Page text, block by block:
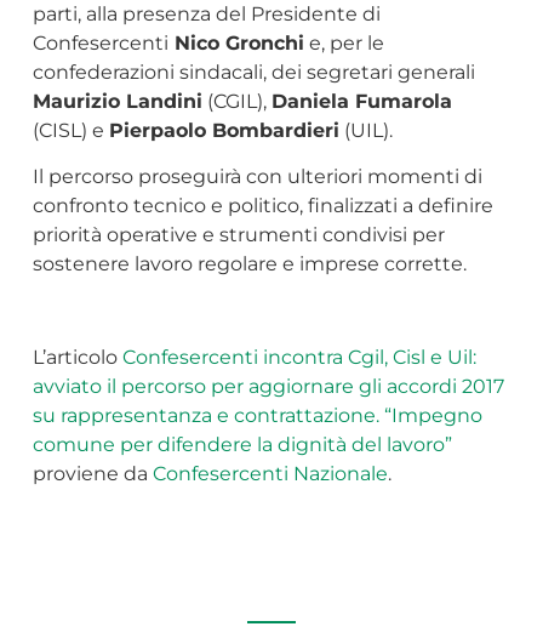
parti, alla presenza del Presidente di
Confesercenti Nico Gronchi e, per le
confederazioni sindacali, dei segretari generali
Maurizio Landini (CGIL), Daniela Fumarola
(CISL) e Pierpaolo Bombardieri (UIL).
Il percorso proseguirà con ulteriori momenti di
confronto tecnico e politico, finalizzati a definire
priorità operative e strumenti condivisi per
sostenere lavoro regolare e imprese corrette.
L’articolo Confesercenti incontra Cgil, Cisl e Uil:
avviato il percorso per aggiornare gli accordi 2017
su rappresentanza e contrattazione. “Impegno
comune per difendere la dignità del lavoro”
proviene da Confesercenti Nazionale.